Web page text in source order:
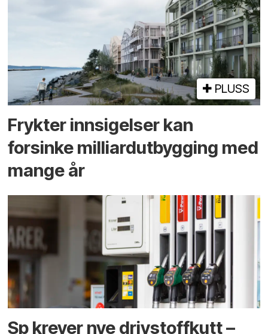
PLUSS
Frykter innsigelser kan
forsinke milliard­utbygging med
mange år
Sp krever nye drivstoffkutt –